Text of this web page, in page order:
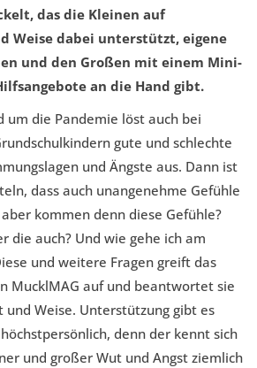
das die Kleinen auf
Weise dabei unterstützt, eigene
und den Großen mit einem Mini-
an die Hand gibt.
um die Pandemie löst auch bei
gute und schlechte
und Ängste aus. Dann ist
dass auch unangenehme Gefühle
kommen denn diese Gefühle?
die auch? Und wie gehe ich am
und weitere Fragen greift das
MucklMAG auf und beantwortet sie
Weise. Unterstützung gibt es
denn der kennt sich
und großer Wut und Angst ziemlich